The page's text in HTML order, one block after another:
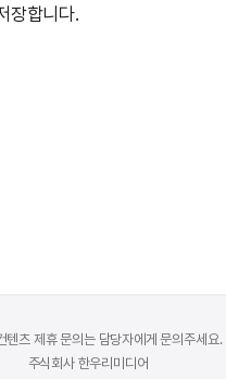
장합니다.
텐츠 제휴 문의는 담당자에게 문의주세요.
주식회사 한우리미디어